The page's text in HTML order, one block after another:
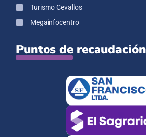
Turismo Cevallos
Megainfocentro
Puntos de recaudación